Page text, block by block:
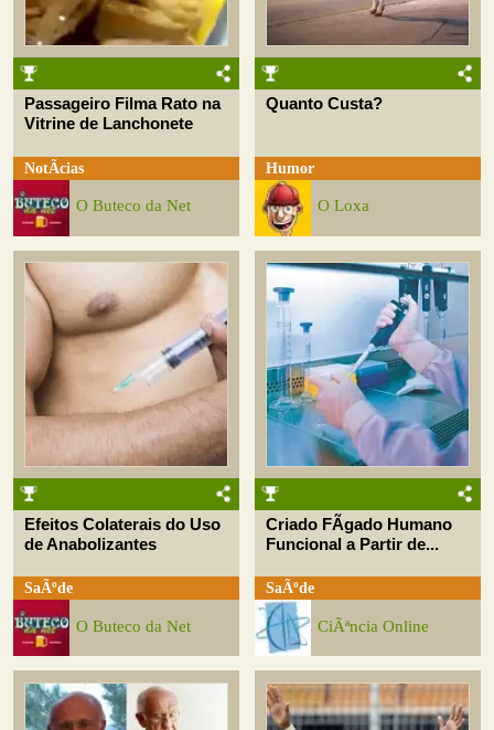
Passageiro Filma Rato na
Vitrine de Lanchonete
NotÃ­cias
O Buteco da Net
Quanto Custa?
Humor
O Loxa
Efeitos Colaterais do Uso
de Anabolizantes
SaÃºde
O Buteco da Net
Criado FÃ­gado Humano
Funcional a Partir de...
SaÃºde
CiÃªncia Online